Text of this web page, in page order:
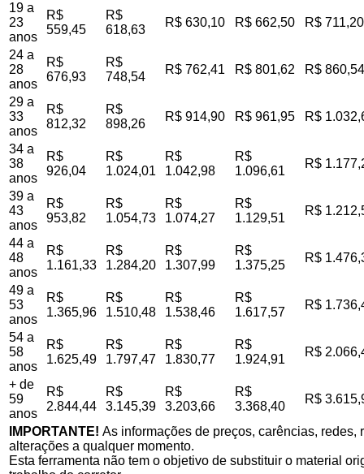
19 a
23
anos
R$
559,45
R$
618,63
R$ 630,10 R$ 662,50 R$ 711,20
24 a
28
anos
R$
676,93
R$
748,54
R$ 762,41 R$ 801,62 R$ 860,54
29 a
33
anos
R$
812,32
R$
898,26
R$ 914,90 R$ 961,95 R$
34 a
38
anos
R$
926,04
R$
1.024,01
R$
1.042,98
R$
1.096,61
R$
39 a
43
anos
R$
953,82
R$
1.054,73
R$
1.074,27
R$
1.129,51
R$
44 a
48
anos
R$
1.161,33
R$
1.284,20
R$
1.307,99
R$
1.375,25
R$
49 a
53
anos
R$
1.365,96
R$
1.510,48
R$
1.538,46
R$
1.617,57
R$
54 a
58
anos
R$
1.625,49
R$
1.797,47
R$
1.830,77
R$
1.924,91
R$
+ de
59
anos
R$
2.844,44
R$
3.145,39
R$
3.203,66
R$
3.368,40
R$
IMPORTANTE! As informações de preços, carências,
alterações a qualquer momento.
Esta ferramenta não tem o objetivo de substituir o material